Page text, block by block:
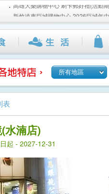
高雄大樂購物中心 刷卡郵好禮(活動
新竹遠東巨城購物中心 2026巨城年
115/08/26)
臺北三創生活 有點東西第2波 刷卡
所有地區
表
水湳店)
起 - 2027-12-31